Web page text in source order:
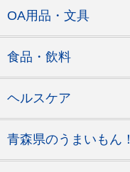
OA用品・文具
食品・飲料
ヘルスケア
青森県のうまいもん！